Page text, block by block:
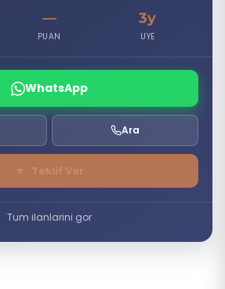
—
PUAN
3y
UYE
WhatsApp
Ara
Tum ilanlarini gor